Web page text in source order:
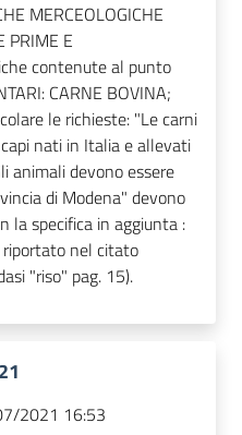
MERCEOLOGICHE
PRIME E
contenute al punto
CARNE BOVINA;
le richieste: "Le carni
nati in Italia e allevati
animali devono essere
di Modena" devono
la specifica in aggiunta :
riportato nel citato
"riso" pag. 15).
2021 16:53